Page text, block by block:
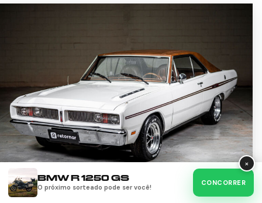
×
BMW R 1250 GS
O próximo sorteado pode ser você!
CONCORRER